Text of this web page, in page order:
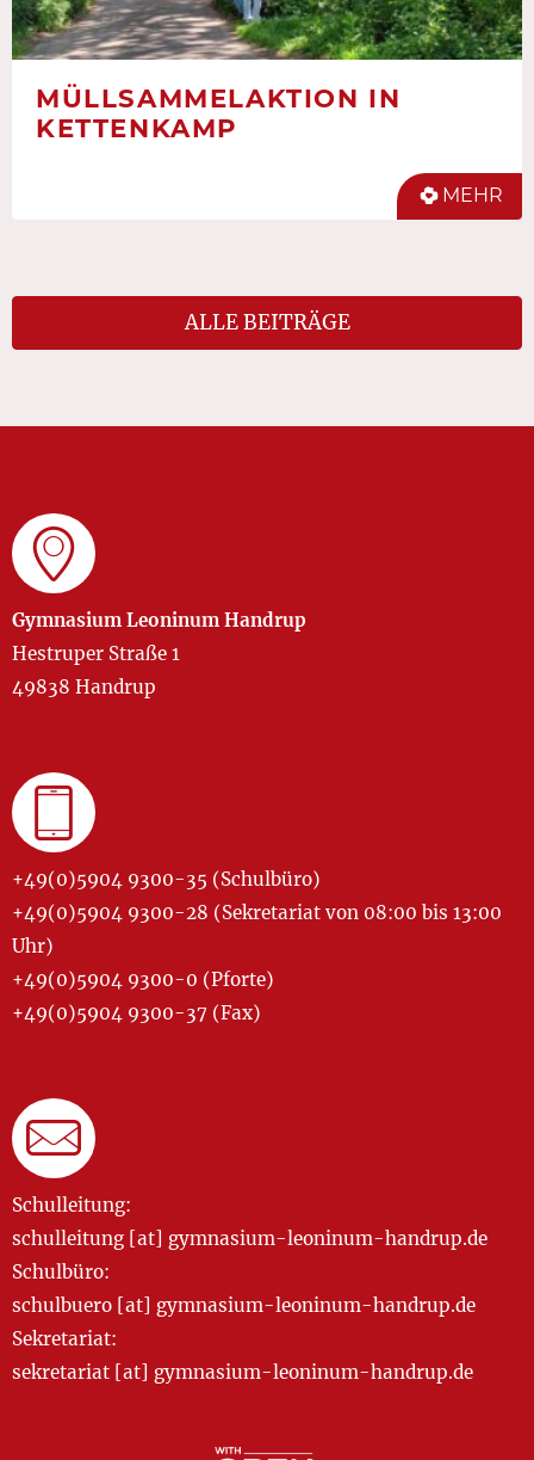
MÜLLSAMMELAKTION IN
KETTENKAMP
MEHR
ALLE BEITRÄGE
Gymnasium Leoninum Handrup
Hestruper Straße 1
49838 Handrup
+49(0)5904 9300-35 (Schulbüro)
+49(0)5904 9300-28 (Sekretariat von 08:00 bis 13:00
Uhr)
+49(0)5904 9300-0 (Pforte)
+49(0)5904 9300-37 (Fax)
Schulleitung:
schulleitung [at] gymnasium-leoninum-handrup.de
Schulbüro:
schulbuero [at] gymnasium-leoninum-handrup.de
Sekretariat:
sekretariat [at] gymnasium-leoninum-handrup.de